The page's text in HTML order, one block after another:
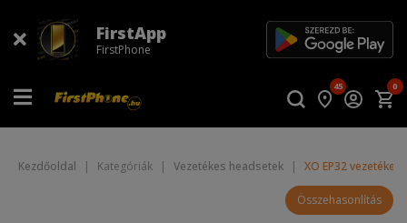
FirstApp
FirstPhone
45 0
Kezdőoldal | Kategóriák | Vezetékes headsetek | XO EP32
Összehasonlítás